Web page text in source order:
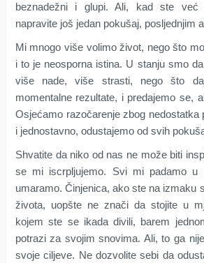
beznadežni i glupi. Ali, kad ste već
napravite još jedan pokušaj, posljednjim
Mi mnogo više volimo život, nego što
i to je neosporna istina. U stanju smo
više nade, više strasti, nego što
momentalne rezultate, i predajemo se,
Osjećamo razočarenje zbog nedostatka
i jednostavno, odustajemo od svih
Shvatite da niko od nas ne može biti
se mi iscrpljujemo. Svi mi padamo u
umaramo. Činjenica, ako ste na izmaku
života, uopšte ne znači da stojite u
kojem ste se ikada divili, barem
potrazi za svojim snovima. Ali, to ga
svoje ciljeve. Ne dozvolite sebi da